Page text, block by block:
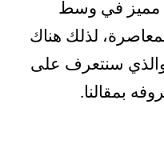
مميز في وسط
لذلك هناك
والذي سنتعرف على
بمقالنا.